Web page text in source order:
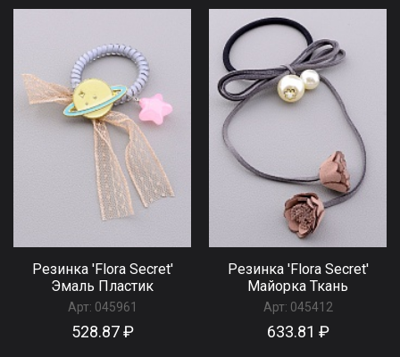
Резинка 'Flora Secret'
Эмаль Пластик
Арт: 045961
528.87 ₽
Резинка 'Flora Secret'
Майорка Ткань
Арт: 045412
633.81 ₽